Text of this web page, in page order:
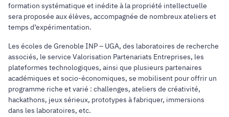
formation systématique et inédite à la propriété intellectuelle
sera proposée aux élèves, accompagnée de nombreux ateliers et
temps d’expérimentation.
Les écoles de Grenoble INP – UGA, des laboratoires de recherche
associés, le service Valorisation Partenariats Entreprises, les
plateformes technologiques, ainsi que plusieurs partenaires
académiques et socio-économiques, se mobilisent pour offrir un
programme riche et varié : challenges, ateliers de créativité,
hackathons, jeux sérieux, prototypes à fabriquer, immersions
dans les laboratoires, etc.